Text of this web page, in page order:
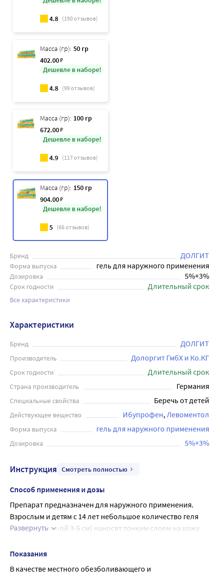
4.8 (190отзывов)
Масса (гр): 50 гр
402.00₽
Дешевле в наборе!
4.8 (99отзывов)
Масса (гр): 100 гр
672.00₽
Дешевле в наборе!
4.9 (117отзывов)
Масса (гр): 150 гр
904.00₽
Дешевле в наборе!
5 (66отзывов)
Бренд ДОЛГИТ
Форма выпуска гель для наружного применения
Дозировка 5%+3%
Срок годности Длительный срок
Все характеристики
Характеристики
Бренд ДОЛГИТ
Производитель Долоргит ГмбХ и Ко.КГ
Срок годности Длительный срок
Страна производитель Германия
Специальные свойства Беречь от детей
Действующее вещество Ибупрофен Левоментол
Форма выпуска гель для наружного применения
Дозировка 5%+3%
Инструкция Смотреть полностью
Способ применения и дозы
Препарат предназначен для наружного применения.
Взрослым и детям с 14 лет небольшое количество геля
(полоску длиной 3-5 см) наносят тонким слоем на кожу
Сразу после применения препарата необходимо вымыть
руки, если они не являются объектом для лечения.
Повторное применение препарата возможно не ранее,
Развернуть
Показания
В качестве местного обезболивающего и